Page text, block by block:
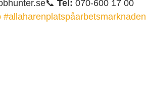
Tel: 070-600 17 00
#allaharenplatspåarbetsmarknaden